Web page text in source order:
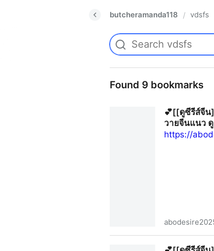
butcheramanda118 / vdsfs
Found 9 bookmarks
💕[[ดูซีรีส์จีน
วายจีนแนว
https://